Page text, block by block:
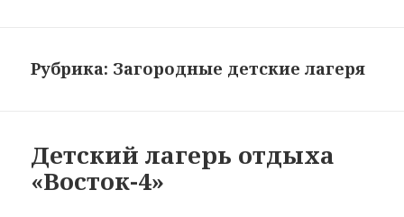
Рубрика: Загородные детские лагеря
Детский лагерь отдыха
«Восток-4»